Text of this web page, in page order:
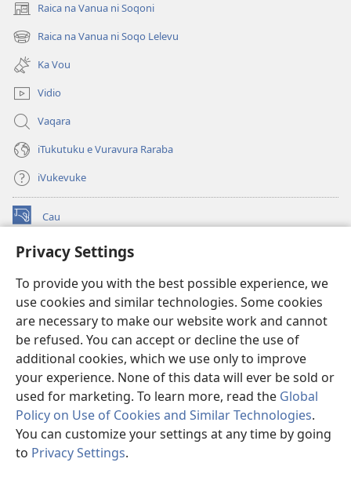
Privacy Settings
To provide you with the best possible experience, we
use cookies and similar technologies. Some cookies
are necessary to make our website work and cannot
be refused. You can accept or decline the use of
additional cookies, which we use only to improve
your experience. None of this data will ever be sold or
used for marketing. To learn more, read the Global
Policy on Use of Cookies and Similar Technologies.
You can customize your settings at any time by going
to Privacy Settings.
Raica na Vanua ni Soqoni
(opens
new
window)
Raica na Vanua ni Soqo Lelevu
(opens
new
window)
Ka Vou
Vidio
Vaqara
iTukutuku e Vuravura Raraba
iVukevuke
Cau
(opens
window)Watchtower LAIBRI ENA INTERNET™
new
window)JW Hub ®
(opens
new
window)
®
Watchtower Library
Copyright© 2026 Watch Tower Bible and Tract Society of Pennsylvania.
IVAKAVAKAYAGATAKI|